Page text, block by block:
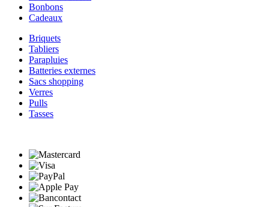
Bonbons
Cadeaux
Briquets
Tabliers
Parapluies
Batteries externes
Sacs shopping
Verres
Pulls
Tasses